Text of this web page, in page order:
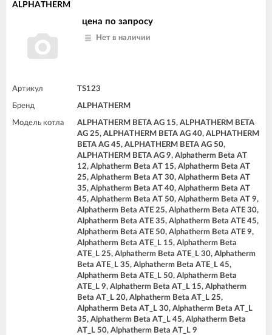
ALPHATHERM
цена по запросу
Нет в наличии
Артикул TS123
Бренд ALPHATHERM
Модель котла
ALPHATHERM BETA AG 15, ALPHATHERM BETA
AG 25, ALPHATHERM BETA AG 40, ALPHATHERM
BETA AG 45, ALPHATHERM BETA AG 50,
ALPHATHERM BETA AG 9, Alphatherm Beta AT
12, Alphatherm Beta AT 15, Alphatherm Beta AT
25, Alphatherm Beta AT 30, Alphatherm Beta AT
35, Alphatherm Beta AT 40, Alphatherm Beta AT
45, Alphatherm Beta AT 50, Alphatherm Beta AT 9,
Alphatherm Beta ATE 25, Alphatherm Beta ATE 30,
Alphatherm Beta ATE 35, Alphatherm Beta ATE 45,
Alphatherm Beta ATE 50, Alphatherm Beta ATE 9,
Alphatherm Beta ATE_L 15, Alphatherm Beta
ATE_L 25, Alphatherm Beta ATE_L 30, Alphatherm
Beta ATE_L 35, Alphatherm Beta ATE_L 45,
Alphatherm Beta ATE_L 50, Alphatherm Beta
ATE_L 9, Alphatherm Beta AT_L 15, Alphatherm
Beta AT_L 20, Alphatherm Beta AT_L 25,
Alphatherm Beta AT_L 30, Alphatherm Beta AT_L
35, Alphatherm Beta AT_L 45, Alphatherm Beta
AT_L 50, Alphatherm Beta AT_L 9